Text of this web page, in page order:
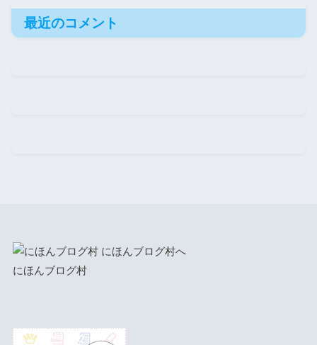
最近のコメント
にほんブログ村